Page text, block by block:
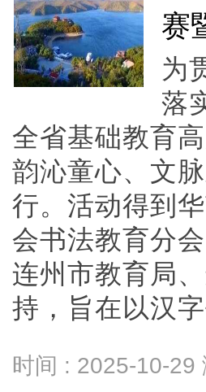
赛
为
落
全省基础教育
韵沁童心、文
行。活动得到
会书法教育分
连州市教育局
持，旨在以汉
时间 : 2025-10-29